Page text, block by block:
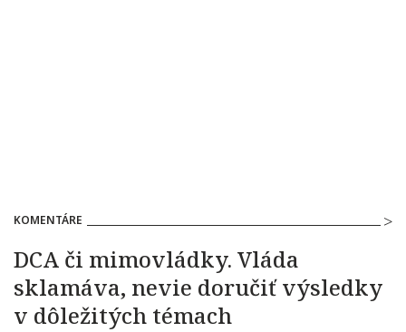
KOMENTÁRE
DCA či mimovládky. Vláda
sklamáva, nevie doručiť výsledky
v dôležitých témach